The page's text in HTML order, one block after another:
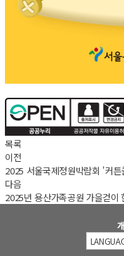
목록
이전
2025 서울국제정원박람회 '커
다음
2025년 용산가족공원 가을걷이